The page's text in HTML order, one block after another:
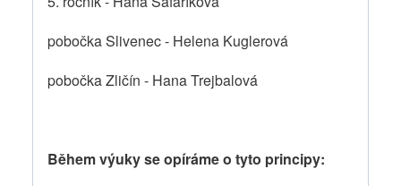
pobočka Slivenec - Helena Kuglerová
pobočka Zličín - Hana Trejbalová
Během výuky se opíráme o tyto principy: